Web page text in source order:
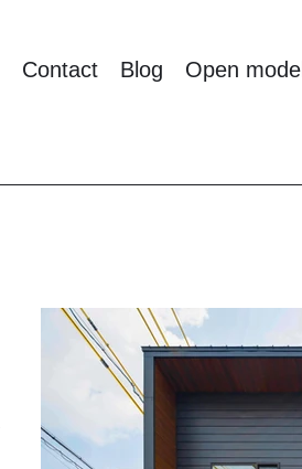
Contact Blog Open model